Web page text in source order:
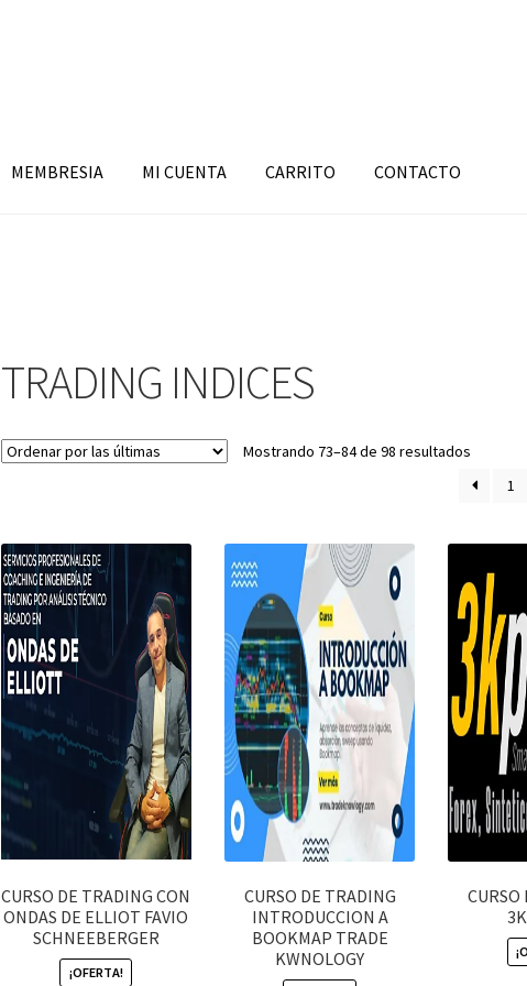
MEMBRESIA MI CUENTA CARRITO CONTACTO
TRADING INDICES
Mostrando 73–84 de 98 resultadosSorted
1
CURSO DE TRADING CON
ONDAS DE ELLIOT FAVIO
SCHNEEBERGER
¡OFERTA!
CURSO DE TRADING
INTRODUCCION A
BOOKMAP TRADE
KWNOLOGY
CURSO